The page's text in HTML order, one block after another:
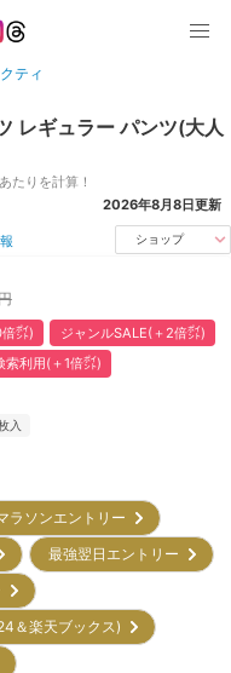
ティ
レギュラー パンツ(大人
たりを計算！
2026年8月8日更新
ショップ
㌽)
ジャンルSALE(＋2倍㌽)
索利用(＋1倍㌽)
入
ラソンエントリー
最強翌日エントリー
＆楽天ブックス)